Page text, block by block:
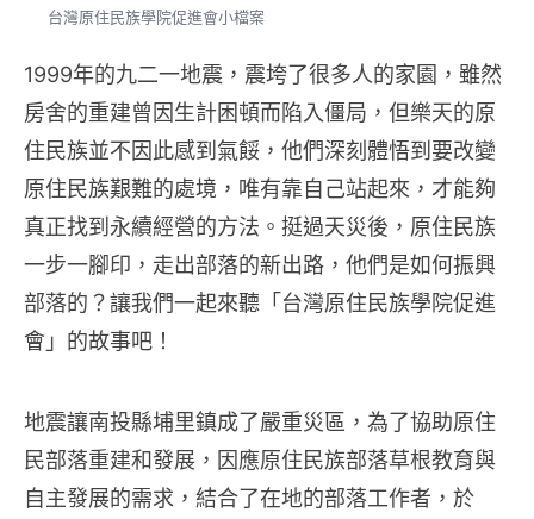
台灣原住民族學院促進會小檔案
1999年的九二一地震，震垮了很多人的家園，雖然
房舍的重建曾因生計困頓而陷入僵局，但樂天的原
住民族並不因此感到氣餒，他們深刻體悟到要改變
原住民族艱難的處境，唯有靠自己站起來，才能夠
真正找到永續經營的方法。挺過天災後，原住民族
一步一腳印，走出部落的新出路，他們是如何振興
部落的？讓我們一起來聽「台灣原住民族學院促進
會」的故事吧！
地震讓南投縣埔里鎮成了嚴重災區，為了協助原住
民部落重建和發展，因應原住民族部落草根教育與
自主發展的需求，結合了在地的部落工作者，於